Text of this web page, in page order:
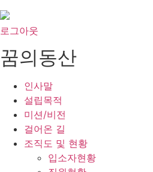
로그아웃
꿈의동산
인사말
설립목적
미션/비전
걸어온 길
조직도 및 현황
입소자현황